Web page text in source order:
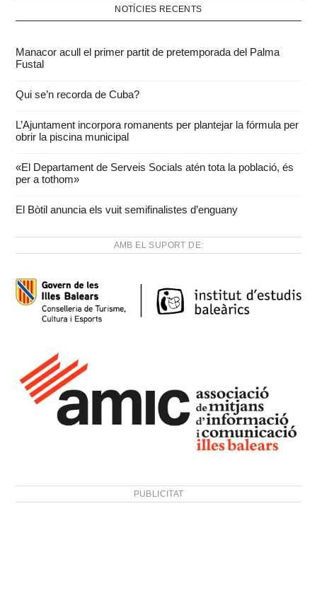
NOTÍCIES RECENTS
Manacor acull el primer partit de pretemporada del Palma
Fustal
Qui se’n recorda de Cuba?
L’Ajuntament incorpora romanents per plantejar la fórmula per
obrir la piscina municipal
«El Departament de Serveis Socials atén tota la població, és
per a tothom»
El Bòtil anuncia els vuit semifinalistes d’enguany
AMB EL SUPORT DE:
PUBLICITAT